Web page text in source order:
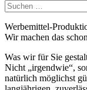
Werbemittel-
Wir machen das
Was wir für Sie
Nicht „irgendwie“,
natürlich möglichst